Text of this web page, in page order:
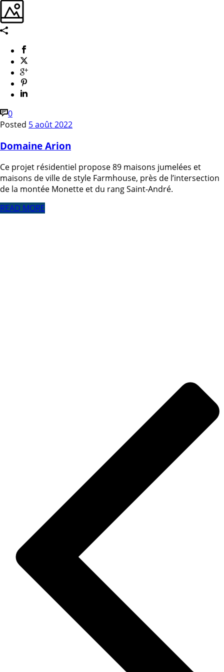
0
Posted 5 août 2022
Domaine Arion
Ce projet résidentiel propose 89 maisons jumelées et
maisons de ville de style Farmhouse, près de l’intersection
de la montée Monette et du rang Saint-André.
READ MORE